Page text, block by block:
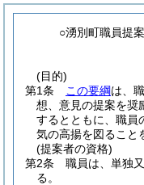
○湧別町職員提
(目的)
第1条
この要綱は、
想、意見の提案を奨
するとともに、職員
気の高揚を図ること
(提案者の資格)
第2条
職員は、単独
る。